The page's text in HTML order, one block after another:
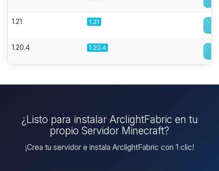
1.21 1.21
1.20.4 1.20.4
¿Listo para instalar ArclightFabric en tu
propio Servidor Minecraft?
¡Crea tu servidor e instala ArclightFabric con 1 clic!